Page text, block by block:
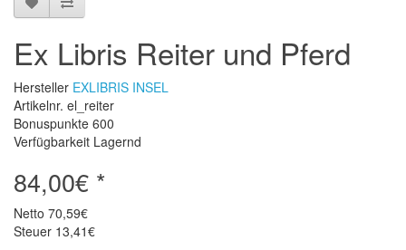
Ex Libris Reiter und Pferd
Hersteller EXLIBRIS INSEL
Artikelnr. el_reiter
Bonuspunkte 600
Verfügbarkeit Lagernd
84,00€ *
Netto 70,59€
Steuer 13,41€